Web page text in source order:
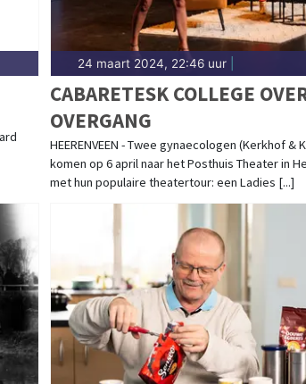
24 maart 2024, 22:46 uur|
CABARETESK COLLEGE
OVERGANG
HEERENVEEN - Twee gynaecologen (Kerkhof &
komen op 6 april naar het Posthuis Theater in
met hun populaire theatertour: een Ladies [...]